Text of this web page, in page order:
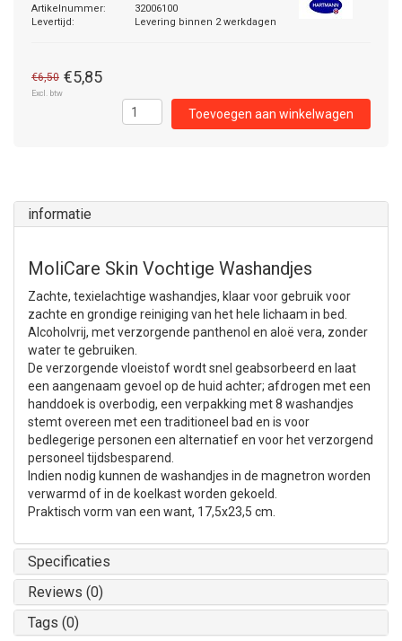
Artikelnummer:
32006100
Levertijd:
Levering binnen 2 werkdagen
€6,50 €5,85
Excl. btw
Toevoegen aan winkelwagen
informatie
MoliCare Skin Vochtige Washandjes
Zachte, texielachtige washandjes, klaar voor gebruik voor
zachte en grondige reiniging van het hele lichaam in bed.
Alcoholvrij, met verzorgende panthenol en aloë vera, zonder
water te gebruiken.
De verzorgende vloeistof wordt snel geabsorbeerd en laat
een aangenaam gevoel op de huid achter; afdrogen met een
handdoek is overbodig, een verpakking met 8 washandjes
stemt overeen met een traditioneel bad en is voor
bedlegerige personen een alternatief en voor het verzorgend
personeel tijdsbesparend.
Indien nodig kunnen de washandjes in de magnetron worden
verwarmd of in de koelkast worden gekoeld.
Praktisch vorm van een want, 17,5x23,5 cm.
Specificaties
Reviews (0)
Tags (0)